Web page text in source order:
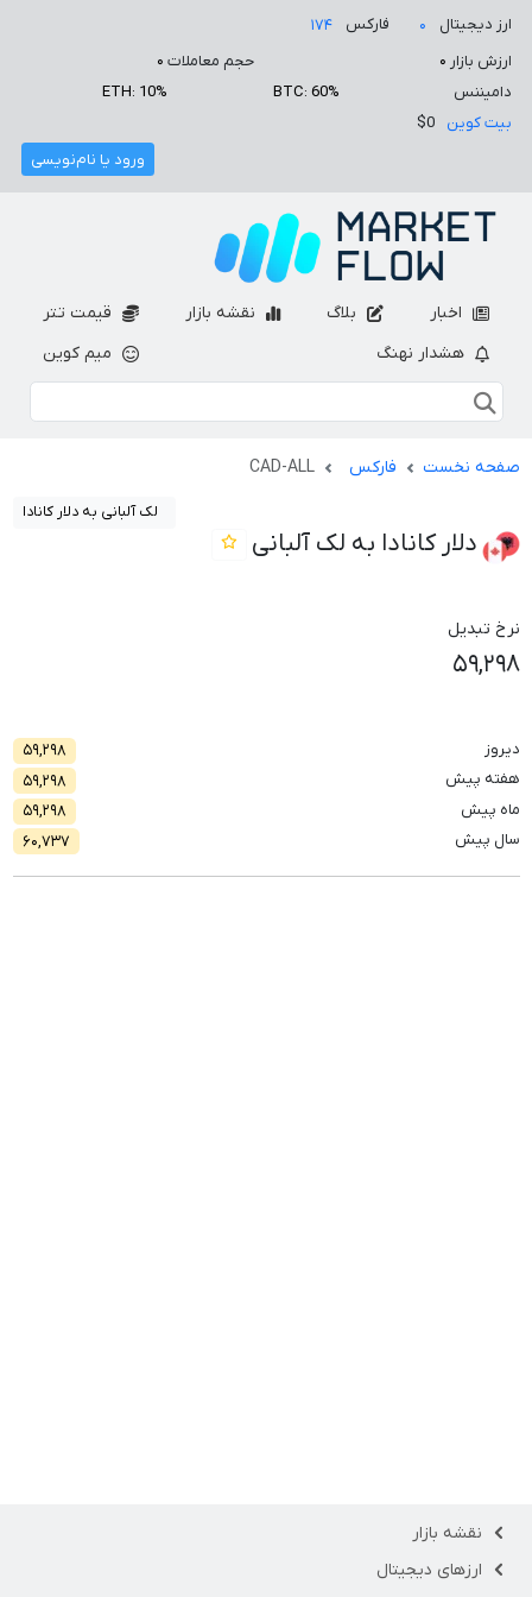
ارز دیجیتال ۰ فارکس
۱۷۴
ارزش بازار ۰ حجم معاملات ۰
دامیننس
BTC: 60%
ETH: 10%
بیت کوین
$0
ورود یا نام‌نویسی
اخبار بلاگ نقشه بازار
قیمت تتر
هشدار نهنگ
میم کوین
صفحه نخست فارکس CAD-ALL
لک آلبانی به دلار کانادا
دلار کانادا به لک آلبانی
نرخ تبدیل
۵۹,۲۹۸
دیروز
۵۹,۲۹۸
هفته پیش
۵۹,۲۹۸
ماه پیش
۵۹,۲۹۸
سال پیش
۶۰,۷۳۷
نقشه بازار
ارزهای دیجیتال